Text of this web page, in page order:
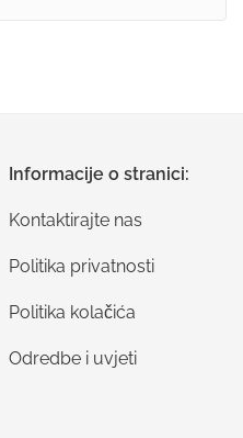
Informacije o stranici:
Kontaktirajte nas
Politika privatnosti
Politika kolačića
Odredbe i uvjeti